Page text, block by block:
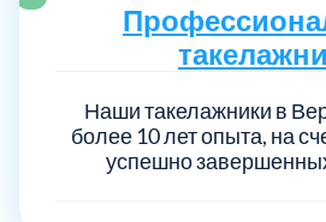
Наши такелажники в
более 10 лет опыта, на
успешно